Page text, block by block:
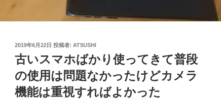
投
日:
2019年6月22日 投稿者: ATSUSHI
古いスマホばかり使ってきて普段
の使用は問題なかったけどカメラ
機能は重視すればよかった